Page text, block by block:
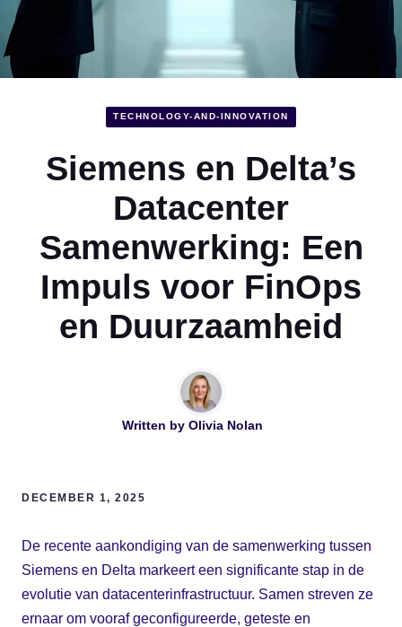
TECHNOLOGY-AND-INNOVATION
Siemens en Delta’s
Datacenter
Samenwerking: Een
Impuls voor FinOps
en Duurzaamheid
Written by Olivia Nolan
DECEMBER 1, 2025
De recente aankondiging van de samenwerking tussen
Siemens en Delta markeert een significante stap in de
evolutie van datacenterinfrastructuur. Samen streven ze
ernaar om vooraf geconfigureerde, geteste en